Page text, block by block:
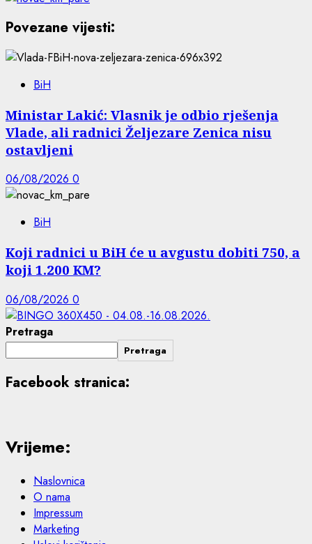
Povezane vijesti:
BiH
Ministar Lakić: Vlasnik je odbio rješenja
Vlade, ali radnici Željezare Zenica nisu
ostavljeni
06/08/2026 0
BiH
Koji radnici u BiH će u avgustu dobiti 750, a
koji 1.200 KM?
06/08/2026 0
Pretraga
Pretraga
Facebook stranica:
Vrijeme:
Naslovnica
O nama
Impressum
Marketing